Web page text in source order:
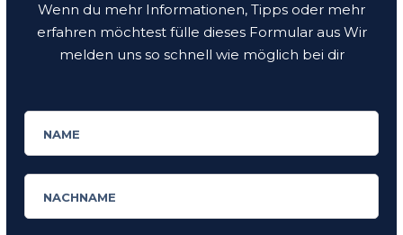
Wenn du mehr Informationen, Tipps oder mehr
erfahren möchtest fülle dieses Formular aus Wir
melden uns so schnell wie möglich bei dir